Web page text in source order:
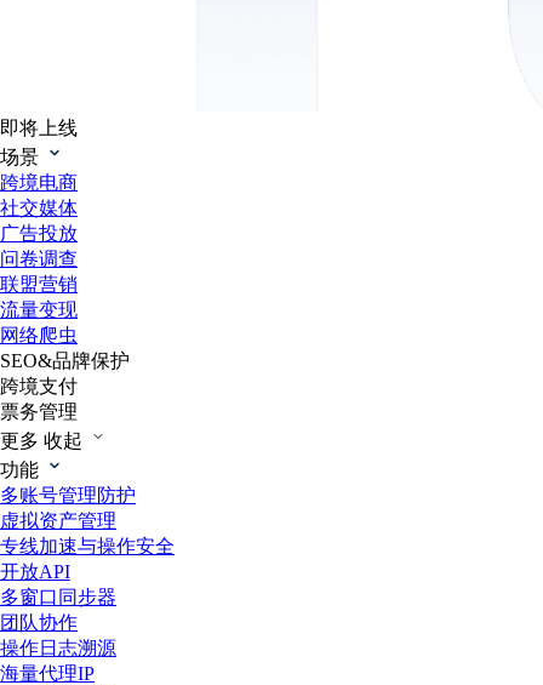
即将上线
场景
跨境电商
社交媒体
广告投放
问卷调查
联盟营销
流量变现
网络爬虫
SEO&品牌保护
跨境支付
票务管理
更多 收起
功能
多账号管理防护
虚拟资产管理
专线加速与操作安全
开放API
多窗口同步器
团队协作
操作日志溯源
海量代理IP